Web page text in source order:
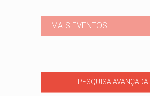
MAIS EVENTOS
PESQUISA AVANÇADA